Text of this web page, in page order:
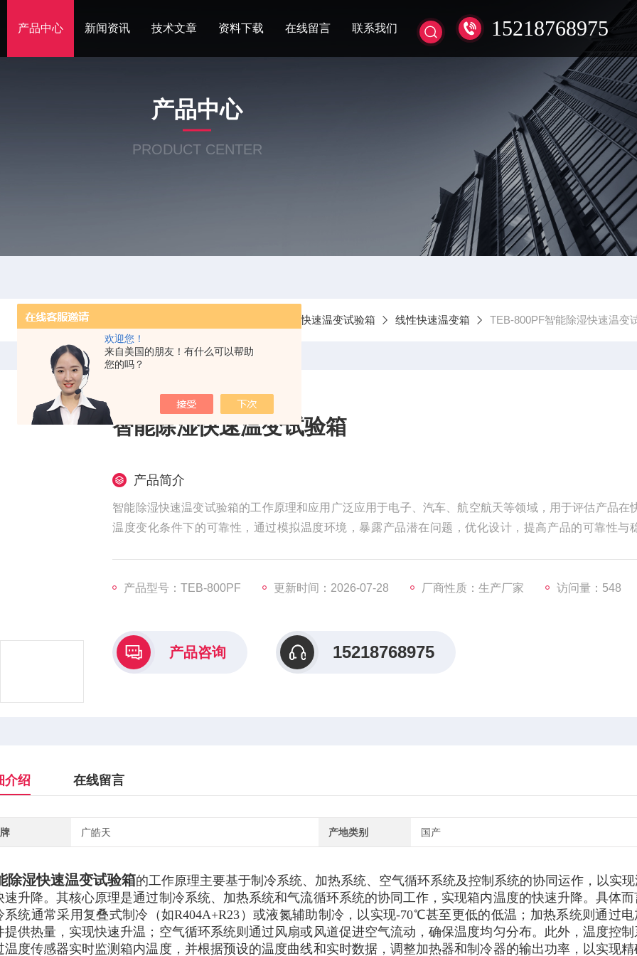
欢迎您！
来自美国的朋友！有什么可以帮助
您的吗？
15218768975
产品中心 新闻资讯 技术文章 资料下载 在线留言 联系我们
产品中心
PRODUCT CENTER
线性快速温变试验箱 线性快速温变箱 TEB-800PF智能除湿快速温变
智能除湿快速温变试验箱
产品简介
智能除湿快速温变试验箱的工作原理和应用广泛应用于电子、汽车、航空航天等领域，用于评估产品在
温度变化条件下的可靠性，通过模拟温度环境，暴露产品潜在问题，优化设计，提高产品的可靠性与
产品型号：TEB-800PF 更新时间：2026-07-28 厂商性质：生产厂家 访问量：548
产品咨询 15218768975
介绍 在线留言
广皓天 产地类别 国产
除湿快速温变试验箱的工作原理主要基于制冷系统、加热系统、空气循环系统及控制系统的协同运作，以实
速升降。其核心原理是通过制冷系统、加热系统和气流循环系统的协同工作，实现箱内温度的快速升降。具体
系统通常采用复叠式制冷（如R404A+R23）或液氮辅助制冷，以实现-70℃甚至更低的低温；加热系统则通过电
提供热量，实现快速升温；空气循环系统则通过风扇或风道促进空气流动，确保温度均匀分布。此外，温度控
温度传感器实时监测箱内温度，并根据预设的温度曲线和实时数据，调整加热器和制冷器的输出功率，以实现